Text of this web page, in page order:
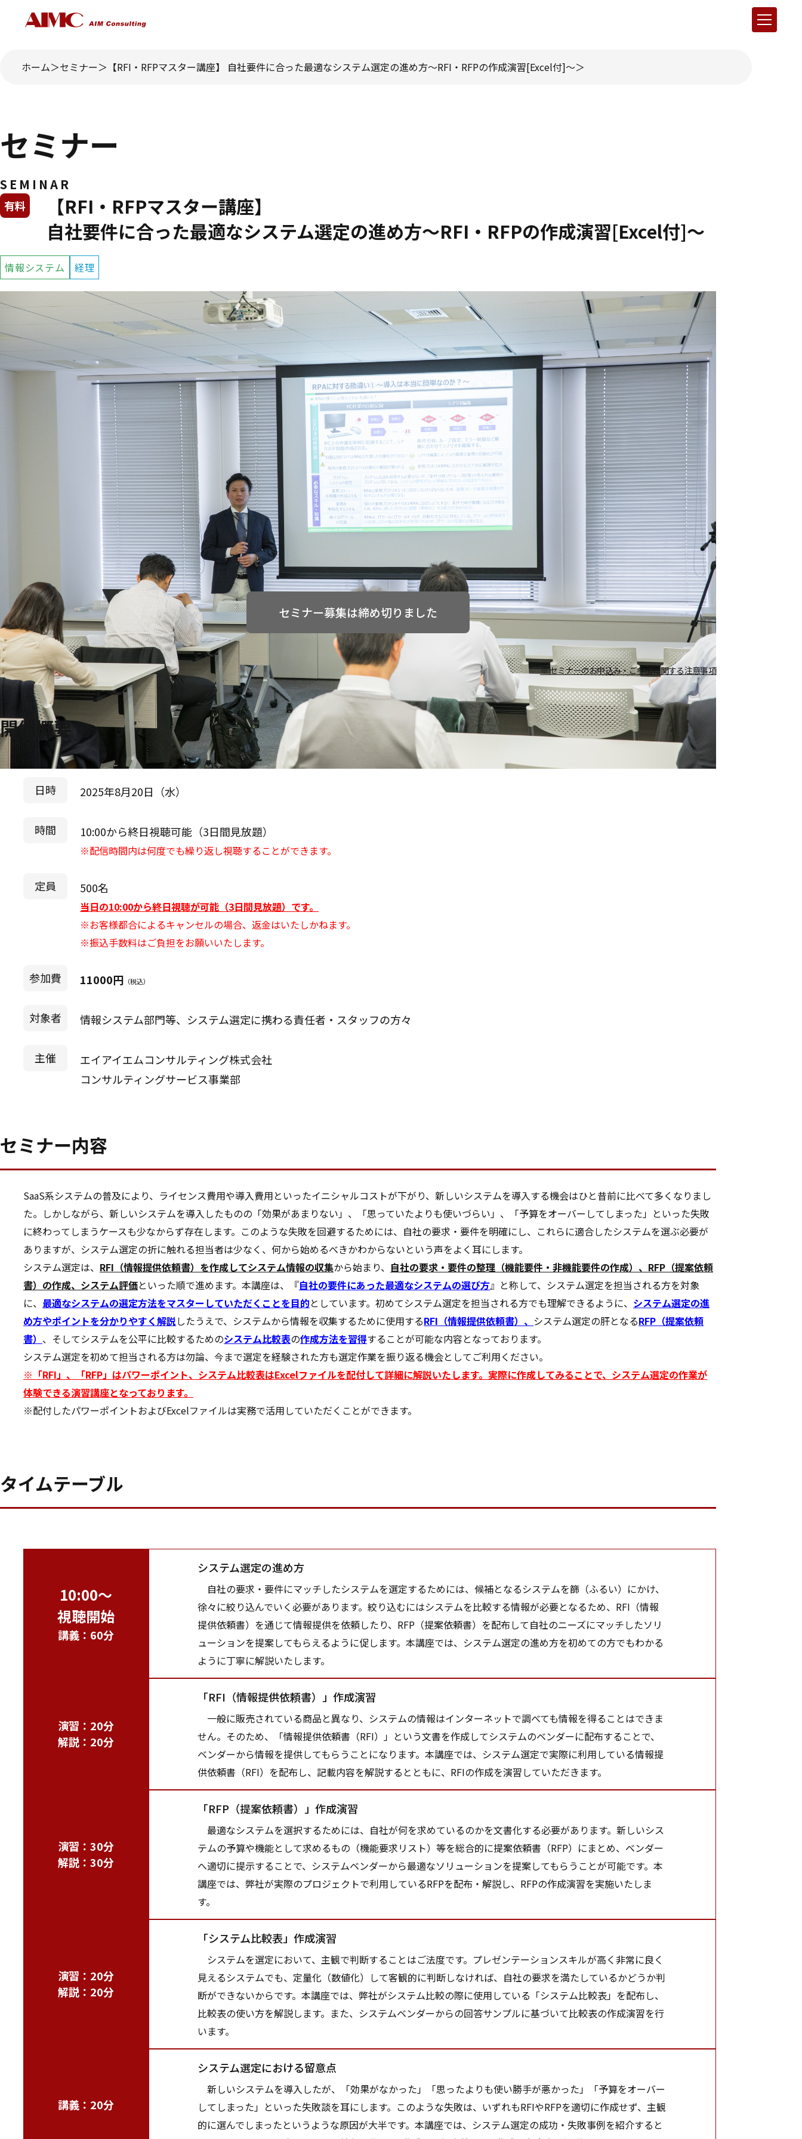
ホーム セミナー 【RFI・RFPマスター講座】 自社要件に合った最適なシステム選定の進め方～RFI・RFPの作成演習[Excel付]～
セミナー
SEMINAR
【RFI・RFPマスター講座】
自社要件に合った最適なシステム選定の進め方～RFI・RFPの作成演習[Excel付]～
有料
情報システム 経理
セミナー募集は締め切りました
※ セミナーのお申込み・ご参加に関する注意事項
開催概要
日時 2025年8月20日（水）
時間 10:00から終日視聴可能（3日間見放題）
※配信時間内は何度でも繰り返し視聴することができます。
定員 500名
当日の10:00から終日視聴が可能（3日間見放題）です。
※お客様都合によるキャンセルの場合、返金はいたしかねます。
※振込手数料はご負担をお願いいたします。
参加費 11000円 （税込）
対象者 情報システム部門等、システム選定に携わる責任者・スタッフの方々
主催
エイアイエムコンサルティング株式会社
コンサルティングサービス事業部
セミナー内容
SaaS系システムの普及により、ライセンス費用や導入費用といったイニシャルコストが下がり、新しいシステムを導入する機会はひと昔前に比べて多くなりまし
た。しかしながら、新しいシステムを導入したものの「効果があまりない」、「思っていたよりも使いづらい」、「予算をオーバーしてしまった」といった失敗
に終わってしまうケースも少なからず存在します。このような失敗を回避するためには、自社の要求・要件を明確にし、これらに適合したシステムを選ぶ必要が
ありますが、システム選定の折に触れる担当者は少なく、何から始めるべきかわからないという声をよく耳にします。
システム選定は、 RFI（情報提供依頼書）を作成してシステム情報の収集から始まり、 自社の要求・要件の整理（機能要件・非機能要件の作成）、RFP（提案依頼
書）の作成、システム評価といった順で進めます。本講座は、『自社の要件にあった最適なシステムの選び方』と称して、システム選定を担当される方を対象
に、 最適なシステムの選定方法をマスターしていただくことを目的としています。初めてシステム選定を担当される方でも理解できるように、 システム選定の進
め方やポイントを分かりやすく解説したうえで、システムから情報を収集するために使用するRFI（情報提供依頼書）、 システム選定の肝となるRFP（提案依頼
書） 、そしてシステムを公平に比較するためのシステム比較表の作成方法を習得することが可能な内容となっております。
システム選定を初めて担当される方は勿論、今まで選定を経験された方も選定作業を振り返る機会としてご利用ください。
※ 「RFI」、「RFP」はパワーポイント、システム比較表はExcelファイルを配付して詳細に解説いたします。実際に作成してみることで、システム選定の作業が
体験できる演習講座となっております。
※配付したパワーポイントおよびExcelファイルは実務で活用していただくことができます。
タイムテーブル
10:00～
視聴開始
講義：60分
システム選定の進め方
自社の要求・要件にマッチしたシステムを選定するためには、候補となるシステムを篩（ふるい）にかけ、
徐々に絞り込んでいく必要があります。絞り込むにはシステムを比較する情報が必要となるため、RFI（情報
提供依頼書）を通じて情報提供を依頼したり、RFP（提案依頼書）を配布して自社のニーズにマッチしたソリ
ューションを提案してもらえるように促します。本講座では、システム選定の進め方を初めての方でもわかる
ように丁寧に解説いたします。
演習：20分
解説：20分
「RFI（情報提供依頼書）」作成演習
一般に販売されている商品と異なり、システムの情報はインターネットで調べても情報を得ることはできま
せん。そのため、「情報提供依頼書（RFI）」という文書を作成してシステムのベンダーに配布することで、
ベンダーから情報を提供してもらうことになります。本講座では、システム選定で実際に利用している情報提
供依頼書（RFI）を配布し、記載内容を解説するとともに、RFIの作成を演習していただきます。
演習：30分
解説：30分
「RFP（提案依頼書）」作成演習
最適なシステムを選択するためには、自社が何を求めているのかを文書化する必要があります。新しいシス
テムの予算や機能として求めるもの（機能要求リスト）等を総合的に提案依頼書（RFP）にまとめ、ベンダー
へ適切に提示することで、システムベンダーから最適なソリューションを提案してもらうことが可能です。本
講座では、弊社が実際のプロジェクトで利用しているRFPを配布・解説し、RFPの作成演習を実施いたしま
す。
演習：20分
解説：20分
「システム比較表」作成演習
システムを選定において、主観で判断することはご法度です。プレゼンテーションスキルが高く非常に良く
見えるシステムでも、定量化（数値化）して客観的に判断しなければ、自社の要求を満たしているかどうか判
断ができないからです。本講座では、弊社がシステム比較の際に使用している「システム比較表」を配布し、
比較表の使い方を解説します。また、システムベンダーからの回答サンプルに基づいて比較表の作成演習を行
います。
講義：20分
システム選定における留意点
新しいシステムを導入したが、「効果がなかった」「思ったよりも使い勝手が悪かった」「予算をオーバー
してしまった」といった失敗談を耳にします。このような失敗は、いずれもRFIやRFPを適切に作成せず、主観
的に選んでしまったというような原因が大半です。本講座では、システム選定の成功・失敗事例を紹介すると